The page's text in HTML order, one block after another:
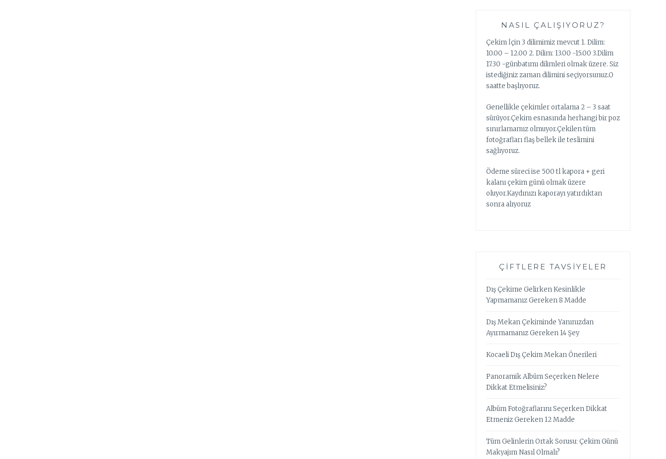
NASIL ÇALIŞIYORUZ?
Çekim İçin 3 dilimimiz mevcut 1. Dilim:
10.00 – 12.00 2. Dilim: 13.00 -15.00 3.Dilim
17.30 -günbatımı dilimleri olmak üzere. Siz
istediğiniz zaman dilimini seçiyorsunuz.O
saatte başlıyoruz.
Genellikle çekimler ortalama 2 – 3 saat
sürüyor.Çekim esnasında herhangi bir poz
sınırlamamız olmuyor.Çekilen tüm
fotoğrafları flaş bellek ile teslimini
sağlıyoruz.
Ödeme süreci ise 500 tl kapora + geri
kalanı çekim günü olmak üzere
oluyor.Kaydınızı kaporayı yatırdıktan
sonra alıyoruz
ÇIFTLERE TAVSIYELER
Dış Çekime Gelirken Kesinlikle
Yapmamanız Gereken 8 Madde
Dış Mekan Çekiminde Yanınızdan
Ayırmamanız Gereken 14 Şey
Kocaeli Dış Çekim Mekan Önerileri
Panoramik Albüm Seçerken Nelere
Dikkat Etmelisiniz?
Albüm Fotoğraflarını Seçerken Dikkat
Etmeniz Gereken 12 Madde
Tüm Gelinlerin Ortak Sorusu: Çekim Günü
Makyajım Nasıl Olmalı?